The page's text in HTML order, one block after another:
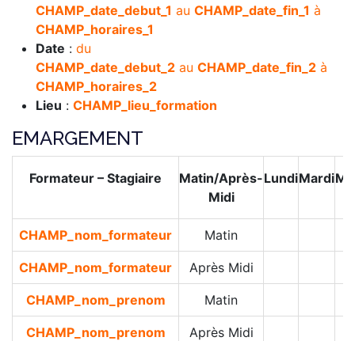
CHAMP_date_debut_1 au CHAMP_date_fin_1 à
CHAMP_horaires_1
Date : du
CHAMP_date_debut_2 au CHAMP_date_fin_2 à
CHAMP_horaires_2
Lieu : CHAMP_lieu_formation
EMARGEMENT
Formateur – Stagiaire
Matin/Après-
Midi
LundiMardi
CHAMP_nom_formateur Matin
CHAMP_nom_formateur Après Midi
CHAMP_nom_prenom Matin
CHAMP_nom_prenom Après Midi